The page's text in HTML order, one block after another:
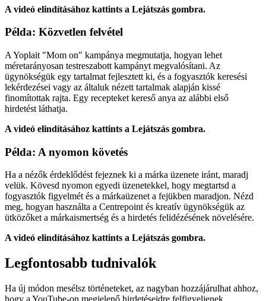
A videó elindításához kattints a Lejátszás gombra.
Példa: Közvetlen felvétel
A Yoplait "Mom on" kampánya megmutatja, hogyan lehet
méretarányosan testreszabott kampányt megvalósítani. Az
ügynökségük egy tartalmat fejlesztett ki, és a fogyasztók keresési
lekérdezései vagy az általuk nézett tartalmak alapján kissé
finomítottak rajta. Egy recepteket kereső anya az alábbi első
hirdetést láthatja.
A videó elindításához kattints a Lejátszás gombra.
Példa: A nyomon követés
Ha a nézők érdeklődést fejeznek ki a márka üzenete iránt, maradj
velük. Kövesd nyomon egyedi üzenetekkel, hogy megtartsd a
fogyasztók figyelmét és a márkaüzenet a fejükben maradjon. Nézd
meg, hogyan használta a Centrepoint és kreatív ügynökségük az
ütközőket a márkaismertség és a hirdetés felidézésének növelésére.
A videó elindításához kattints a Lejátszás gombra.
Legfontosabb tudnivalók
Ha új módon mesélsz történeteket, az nagyban hozzájárulhat ahhoz,